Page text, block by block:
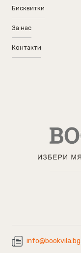
Бисквитки
За нас
Контакти
info@bookvila.bg